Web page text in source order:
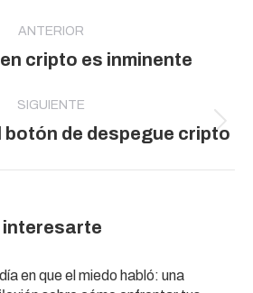
ANTERIOR
Publicación
cripto es inminente
SIGUIENTE
Publicación
botón de despegue cripto
interesarte
en que el miedo habló: una